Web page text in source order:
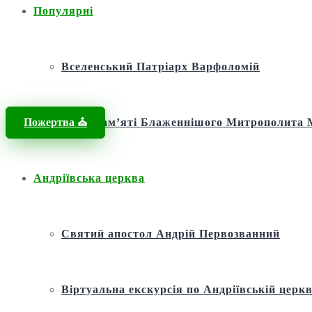
Популярні
Вселенський Патріарх Варфоломій
Фонд пам’яті Блаженнішого
Андріївська церква
Святий апостол Андрій Первозванний
Віртуальна екскурсія по Андріївській
Пожертва ⛪️